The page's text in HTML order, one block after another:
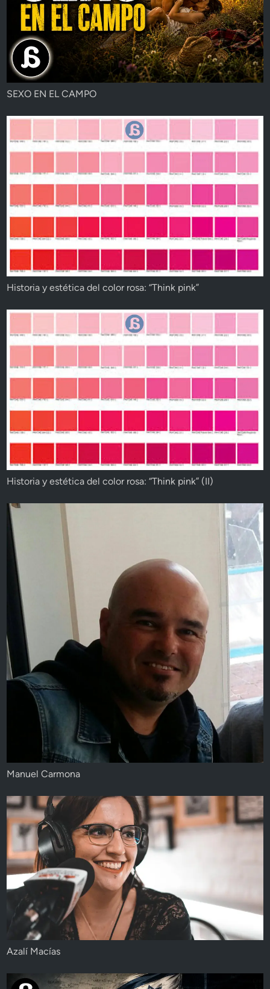
SEXO EN EL CAMPO
Historia y estética del color rosa: “Think pink”
Historia y estética del color rosa: “Think pink” (II)
Manuel Carmona
Azalí Macías